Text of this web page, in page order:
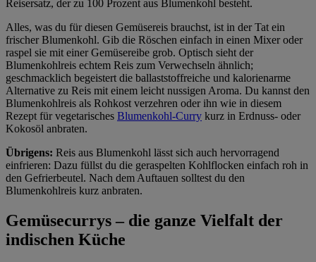
Reisersatz, der zu 100 Prozent aus Blumenkohl besteht.
Alles, was du für diesen Gemüsereis brauchst, ist in der Tat ein
frischer Blumenkohl. Gib die Röschen einfach in einen Mixer oder
raspel sie mit einer Gemüsereibe grob. Optisch sieht der
Blumenkohlreis echtem Reis zum Verwechseln ähnlich;
geschmacklich begeistert die ballaststoffreiche und kalorienarme
Alternative zu Reis mit einem leicht nussigen Aroma. Du kannst den
Blumenkohlreis als Rohkost verzehren oder ihn wie in diesem
Rezept für vegetarisches Blumenkohl-Curry kurz in Erdnuss- oder
Kokosöl anbraten.
Übrigens: Reis aus Blumenkohl lässt sich auch hervorragend
einfrieren: Dazu füllst du die geraspelten Kohlflocken einfach roh in
den Gefrierbeutel. Nach dem Auftauen solltest du den
Blumenkohlreis kurz anbraten.
Gemüsecurrys – die ganze Vielfalt der
indischen Küche